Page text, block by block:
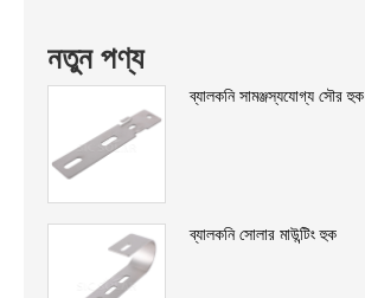
নতুন পণ্য
ব্যালকনি সামঞ্জস্যযোগ্য সৌর হুক
ব্যালকনি সোলার মাউন্টিং হুক